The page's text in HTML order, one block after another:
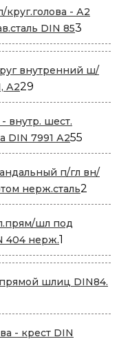
круг.голова - А2
DIN 853
товара
внутренний ш/
А229
товаров
внутр. шест.
DIN 7991 А255
п/гл вн/
нерж.сталь2
шл под
404 нерж.1
товар
шлиц DIN84.
- крест DIN